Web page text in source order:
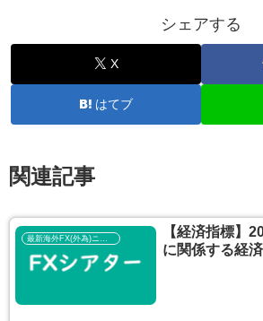
シェアする
X
はてブ
関連記事
最新海外FX(外為)ニュース
【経済指標】
に関係する経